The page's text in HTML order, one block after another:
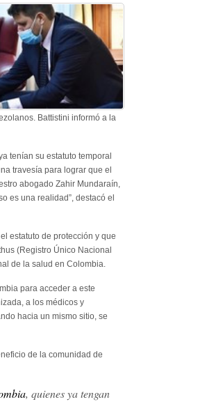
Battistini informó a la
tenían su estatuto temporal
travesía para lograr que el
abogado Zahir Mundaraín,
es una realidad”, destacó el
estatuto de protección y que
(Registro Único Nacional
de la salud en Colombia.
para acceder a este
a los médicos y
hacia un mismo sitio, se
de la comunidad de
, quienes ya tengan